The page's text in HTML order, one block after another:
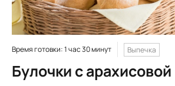
Время готовки: 1 час 30 минут Выпечка
Булочки с